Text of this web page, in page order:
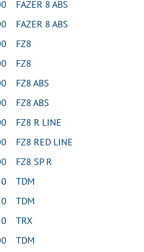
FAZER 8 ABS
FAZER 8 ABS
FZ8
FZ8
FZ8 ABS
FZ8 ABS
FZ8 R LINE
FZ8 RED LINE
FZ8 SP R
TDM
TDM
TRX
TDM